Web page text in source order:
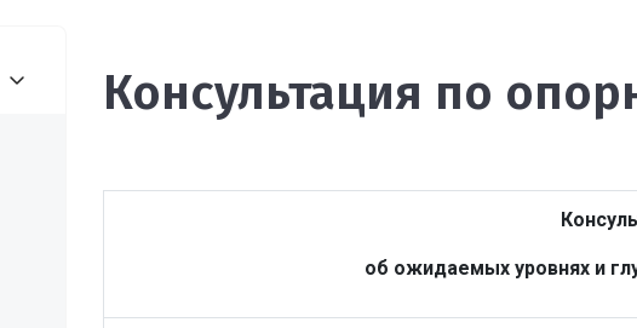
Консультация по
об ожидаемых уровнях и